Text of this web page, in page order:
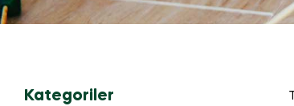
Kategoriler